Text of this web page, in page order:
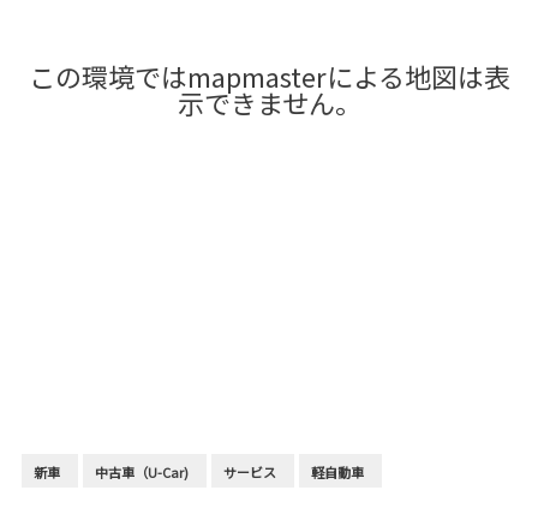
新車 中古車（U-Car) サービス 軽自動車
この環境ではmapmasterによる地図は表
示できません。